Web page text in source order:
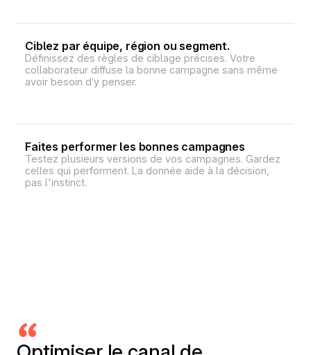
Ciblez par équipe, région ou segment.
Définissez des règles de ciblage précises. Votre
collaborateur diffuse la bonne campagne sans même
avoir besoin d’y penser.
Faites performer les bonnes campagnes
Testez plusieurs versions de vos campagnes. Gardez
celles qui performent. La donnée aide à la décision,
pas l'instinct.